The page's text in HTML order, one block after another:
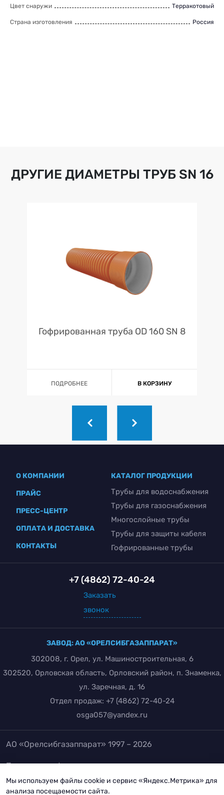
Цвет снаружи Терракотовый
Страна изготовления Россия
ДРУГИЕ ДИАМЕТРЫ ТРУБ SN 16
Гофрированная труба OD 160 SN 8
ПОДРОБНЕЕ В КОРЗИНУ
О КОМПАНИИ
ПРАЙС
ПРЕСС-ЦЕНТР
ОПЛАТА И ДОСТАВКА
КОНТАКТЫ
КАТАЛОГ ПРОДУКЦИИ
Трубы для водоснабжения
Трубы для газоснабжения
Многослойные трубы
Трубы для защиты кабеля
Гофрированные трубы
ЗАВОД: АО «ОРЕЛСИБГАЗАППАРАТ»
302008, г. Орел, ул. Машиностроительная, 6
302520, Орловская область, Орловский район, п. Знаменка,
ул. Заречная, д. 16
Отдел продаж: +7 (4862) 72-40-24
osga057@yandex.ru
+7 (4862) 72-40-24
Заказать
звонок
АО «Орелсибгазаппарат» 1997 – 2026
Политика конфиденциальности
Положение об обработке и защите персональных
Мы используем файлы cookie и сервис «Яндекс.Метрика» для
анализа посещаемости сайта.